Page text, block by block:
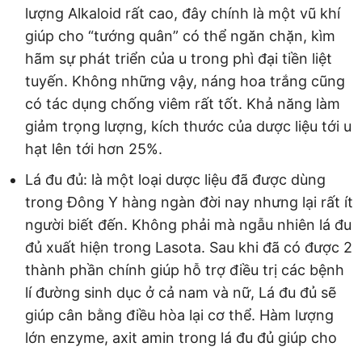
lượng Alkaloid rất cao, đây chính là một vũ khí
giúp cho “tướng quân” có thể ngăn chặn, kìm
hãm sự phát triển của u trong phì đại tiền liệt
tuyến. Không những vậy, náng hoa trắng cũng
có tác dụng chống viêm rất tốt. Khả năng làm
giảm trọng lượng, kích thước của dược liệu tới u
hạt lên tới hơn 25%.
Lá đu đủ: là một loại dược liệu đã được dùng
trong Đông Y hàng ngàn đời nay nhưng lại rất ít
người biết đến. Không phải mà ngẫu nhiên lá đu
đủ xuất hiện trong Lasota. Sau khi đã có được 2
thành phần chính giúp hỗ trợ điều trị các bệnh
lí đường sinh dục ở cả nam và nữ, Lá đu đủ sẽ
giúp cân bằng điều hòa lại cơ thể. Hàm lượng
lớn enzyme, axit amin trong lá đu đủ giúp cho